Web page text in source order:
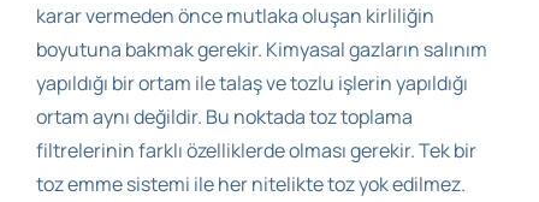
karar vermeden önce mutlaka oluşan kirliliğin
boyutuna bakmak gerekir. Kimyasal gazların salınım
yapıldığı bir ortam ile talaş ve tozlu işlerin yapıldığı
ortam aynı değildir. Bu noktada toz toplama
filtrelerinin farklı özelliklerde olması gerekir. Tek bir
toz emme sistemi ile her nitelikte toz yok edilmez.